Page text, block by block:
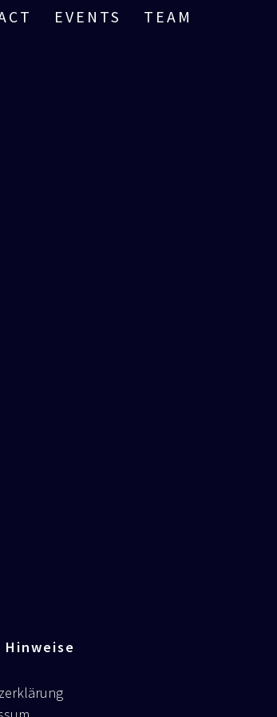
EVENTS TEAM